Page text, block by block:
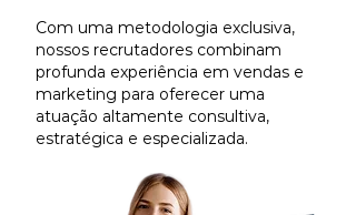
Com uma metodologia exclusiva,
nossos recrutadores combinam
profunda experiência em vendas e
marketing para oferecer uma
atuação altamente consultiva,
estratégica e especializada.